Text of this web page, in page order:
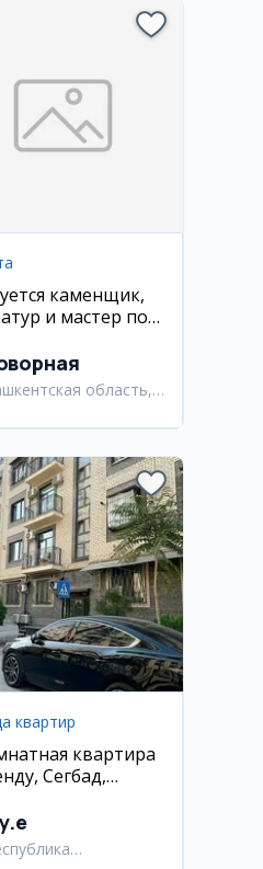
каменщик,
и мастер по
область,
квартир
квартира
Сегбад,